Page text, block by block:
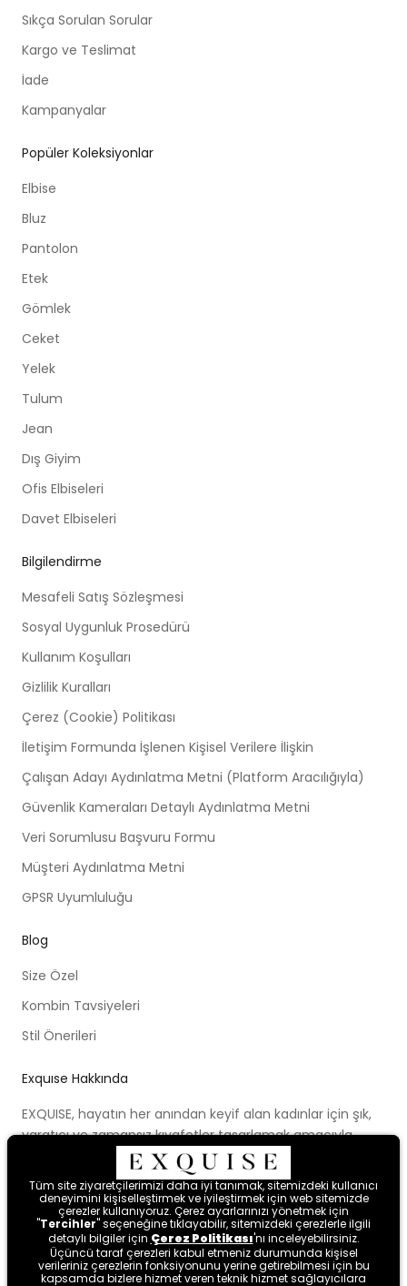
Sıkça Sorulan Sorular
Kargo ve Teslimat
İade
Kampanyalar
Popüler Koleksiyonlar
Elbise
Bluz
Pantolon
Etek
Gömlek
Ceket
Yelek
Tulum
Jean
Dış Giyim
Ofis Elbiseleri
Davet Elbiseleri
Bilgilendirme
Mesafeli Satış Sözleşmesi
Sosyal Uygunluk Prosedürü
Kullanım Koşulları
Gizlilik Kuralları
Çerez (Cookie) Politikası
İletişim Formunda İşlenen Kişisel Verilere İlişkin
Çalışan Adayı Aydınlatma Metni (Platform Aracılığıyla)
Güvenlik Kameraları Detaylı Aydınlatma Metni
Veri Sorumlusu Başvuru Formu
Müşteri Aydınlatma Metni
GPSR Uyumluluğu
Blog
Size Özel
Kombin Tavsiyeleri
Stil Önerileri
Exquıse Hakkında
EXQUISE, hayatın her anından keyif alan kadınlar için şık,
yaratıcı ve zamansız kıyafetler tasarlamak amacıyla
kurulmuştur. Kurulduğu ilk günden beri ortaya koymaya
çalıştığı modern tasarım anlayışı, cesur renk paletleri,
yenilikçi kalıpları ve farklı bakış açısıyla kadınları hayal
etmeye ve mutlu hissetmeye davet etmektedir.
Tüm site ziyaretçilerimizi daha iyi tanımak, sitemizdeki kullanıcı
deneyimini kişiselleştirmek ve iyileştirmek için web sitemizde
çerezler kullanıyoruz. Çerez ayarlarınızı yönetmek için
"Tercihler" seçeneğine tıklayabilir, sitemizdeki çerezlerle ilgili
detaylı bilgiler için Çerez Politikası'nı inceleyebilirsiniz.
Üçüncü taraf çerezleri kabul etmeniz durumunda kişisel
verileriniz çerezlerin fonksiyonunu yerine getirebilmesi için bu
kapsamda bizlere hizmet veren teknik hizmet sağlayıcılara
Tüm site ziyaretçilerimizi daha iyi tanımak, sitemizdeki kullanıcı
deneyimini kişiselleştirmek ve iyileştirmek için web sitemizde
çerezler kullanıyoruz. Çerez ayarlarınızı yönetmek için
"Tercihler" seçeneğine tıklayabilir, sitemizdeki çerezlerle ilgili
detaylı bilgiler için Çerez Politikası'nı inceleyebilirsiniz.
Üçüncü taraf çerezleri kabul etmeniz durumunda kişisel
verileriniz çerezlerin fonksiyonunu yerine getirebilmesi için bu
kapsamda bizlere hizmet veren teknik hizmet sağlayıcılara